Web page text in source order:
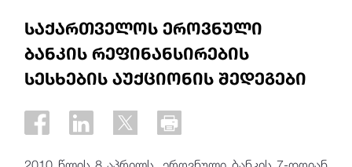
საქართველოს ეროვნული
ბანკის რეფინანსირების
სესხების აუქციონის შედეგები